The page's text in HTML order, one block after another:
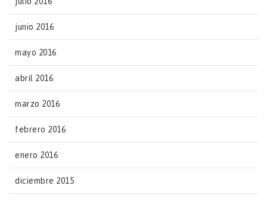
junio 2016
mayo 2016
abril 2016
marzo 2016
febrero 2016
enero 2016
diciembre 2015